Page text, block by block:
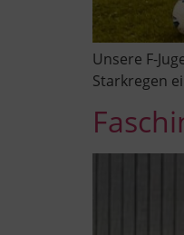
Unsere F-
Starkregen